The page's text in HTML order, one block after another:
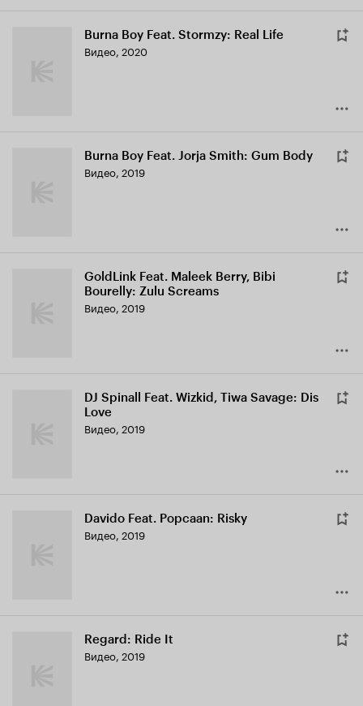
Burna Boy Feat. Stormzy: Real Life
Видео, 2020
Burna Boy Feat. Jorja Smith: Gum Body
Видео, 2019
GoldLink Feat. Maleek Berry, Bibi
Bourelly: Zulu Screams
Видео, 2019
DJ Spinall Feat. Wizkid, Tiwa Savage: Dis
Love
Видео, 2019
Davido Feat. Popcaan: Risky
Видео, 2019
Regard: Ride It
Видео, 2019